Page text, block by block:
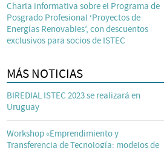
Charla informativa sobre el Programa de
Posgrado Profesional ‘Proyectos de
Energías Renovables’, con descuentos
exclusivos para socios de ISTEC
MÁS NOTICIAS
BIREDIAL ISTEC 2023 se realizará en
Uruguay
Workshop «Emprendimiento y
Transferencia de Tecnología: modelos de